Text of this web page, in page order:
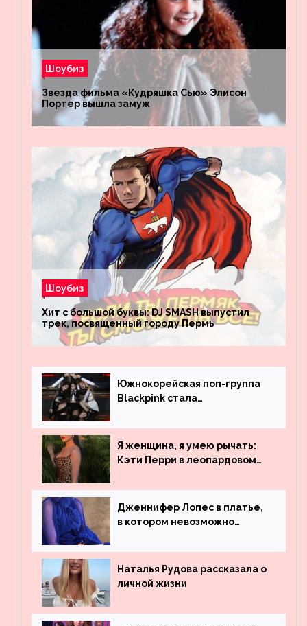
Шоубиз
Звезда фильма «Кудряшка Сью» Элисон
Портер вышла замуж
Шоубиз
Хит с большой буквы: DJ SMASH выпустил
трек, посвященный городу Пермь
Южнокорейская поп-группа
Blackpink стала
просмотрам на YouTube. Они
обогнали даже Джастина
Бибера
Я женщина, я умею рычать:
Кэти Перри в леопардовом
Дженнифер Лопес в платье,
в котором невозможно
Наталья Рудова рассказала о
личной жизни